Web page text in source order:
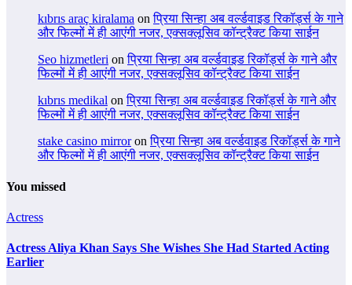
kıbrıs araç kiralama onप्रिया सिन्हा अब वर्ल्डवाइड रिकॉर्ड्स के गाने
और फिल्मों में ही आएंगी नजर, एक्सक्लूसिव कॉन्ट्रैक्ट किया साईन
Seo hizmetleri onप्रिया सिन्हा अब वर्ल्डवाइड रिकॉर्ड्स के गाने और
फिल्मों में ही आएंगी नजर, एक्सक्लूसिव कॉन्ट्रैक्ट किया साईन
kıbrıs medikal onप्रिया सिन्हा अब वर्ल्डवाइड रिकॉर्ड्स के गाने और
फिल्मों में ही आएंगी नजर, एक्सक्लूसिव कॉन्ट्रैक्ट किया साईन
stake casino mirroronप्रिया सिन्हा अब वर्ल्डवाइड रिकॉर्ड्स के गाने
और फिल्मों में ही आएंगी नजर, एक्सक्लूसिव कॉन्ट्रैक्ट किया साईन
You missed
Actress
Actress Aliya Khan Says She Wishes She Had Started Acting
Earlier